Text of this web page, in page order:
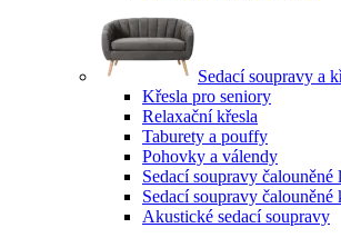
Sedací soupravy a
Křesla pro seniory
Relaxační křesla
Taburety a pouffy
Pohovky a válendy
Sedací soupravy čalouněné
Sedací soupravy čalouněné
Akustické sedací soupravy